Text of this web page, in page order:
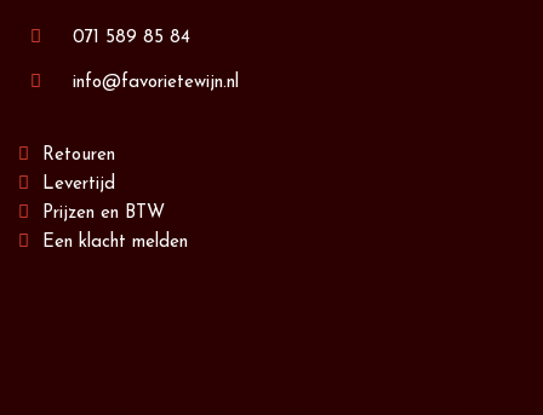
071 589 85 84
info@favorietewijn.nl
Retouren
Levertijd
Prijzen en BTW
Een klacht melden